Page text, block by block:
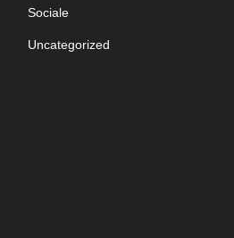
Sociale
Uncategorized